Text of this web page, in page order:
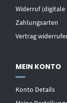
Widerruf (digitale
Zahlungsarten
Vertrag
MEIN KONTO
Konto Details